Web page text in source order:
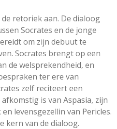
retoriek aan. De dialoog
Socrates en de jonge
om zijn debuut te
Socrates brengt op een
de welsprekendheid, en
ter ere van
zelf reciteert een
is van Aspasia, zijn
levensgezellin van Pericles.
kern van de dialoog.